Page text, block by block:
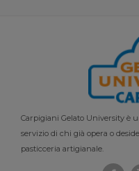
Carpigiani Gelato University è
servizio di chi già opera o
pasticceria artigianale.